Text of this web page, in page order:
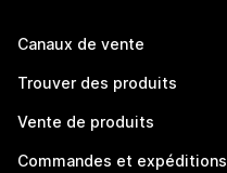
Canaux de vente
Trouver des produits
Vente de produits
Commandes et expéditions